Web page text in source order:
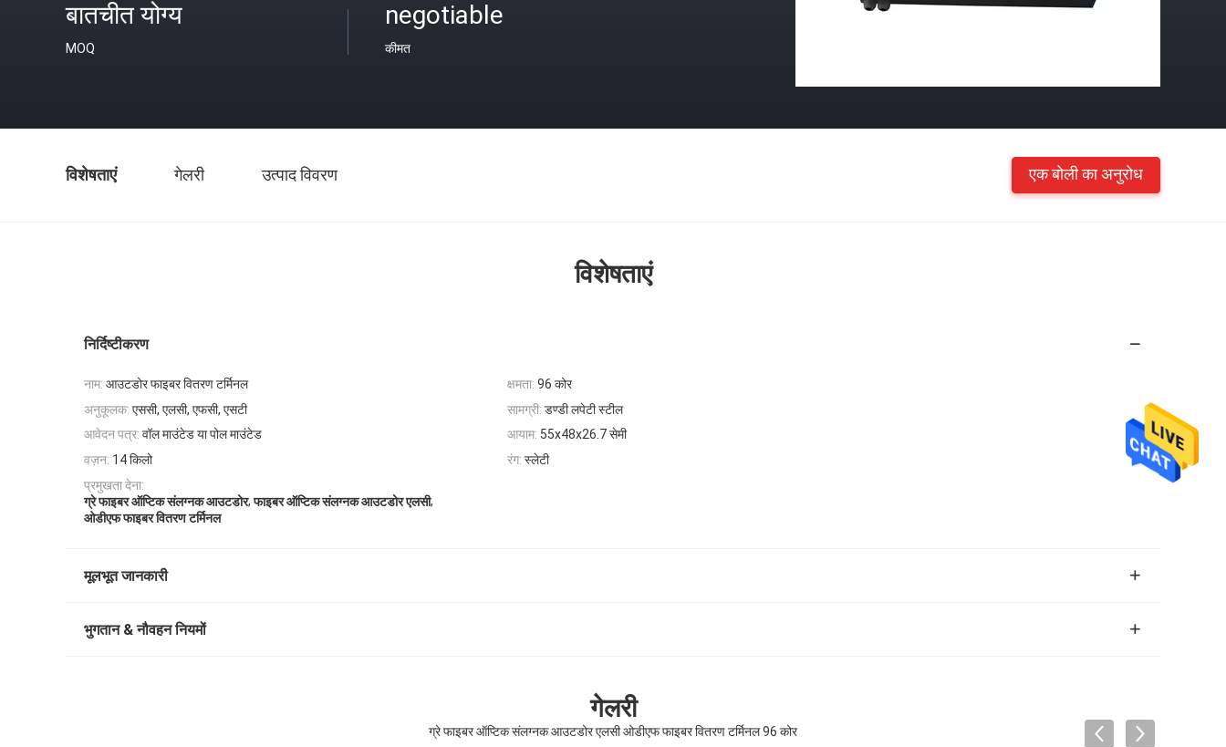
बातचीत योग्य
MOQ
negotiable
कीमत
विशेषताएं गेलरी उत्पाद विवरण एक बोली का अनुरोध
विशेषताएं
निर्दिष्टीकरण
नाम: आउटडोर फाइबर वितरण टर्मिनल क्षमता: 96 कोर
अनुकूलक: एससी, एलसी, एफसी, एसटी सामग्री: डण्डी लपेटी स्टील
आवेदन पत्र: वॉल माउंटेड या पोल माउंटेड आयाम: 55x48x26.7 सेमी
वज़न: 14 किलो रंग: स्लेटी
प्रमुखता देना:
ग्रे फाइबर ऑप्टिक संलग्नक आउटडोर,फाइबर ऑप्टिक संलग्नक आउटडोर एलसी,
ओडीएफ फाइबर वितरण टर्मिनल
मूलभूत जानकारी
भुगतान & नौवहन नियमों
गेलरी
ग्रे फाइबर ऑप्टिक संलग्नक आउटडोर एलसी ओडीएफ फाइबर वितरण टर्मिनल 96 कोर